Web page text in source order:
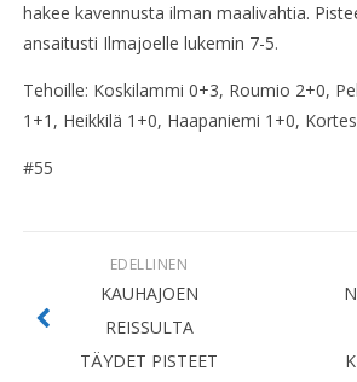
hakee kavennusta ilman maalivahtia.
ansaitusti Ilmajoelle lukemin 7-5.
Tehoille: Koskilammi 0+3, Roumio 2+0,
1+1, Heikkilä 1+0, Haapaniemi 1+0,
#55
EDELLINEN
KAUHAJOEN
REISSULTA
TÄYDET PISTEET